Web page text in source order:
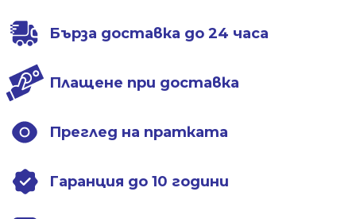
Бърза доставка до 24 часа
Плащене при доставка
Преглед на пратката
Гаранция до 10 години